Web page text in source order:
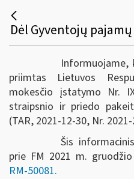
Informuojame,
priimtas Lietuvos
mokesčio įstatymo Nr.
straipsnio ir priedo
(TAR, 2021-12-30, Nr.
Šis
prie FM 2021 m.
RM-50081.